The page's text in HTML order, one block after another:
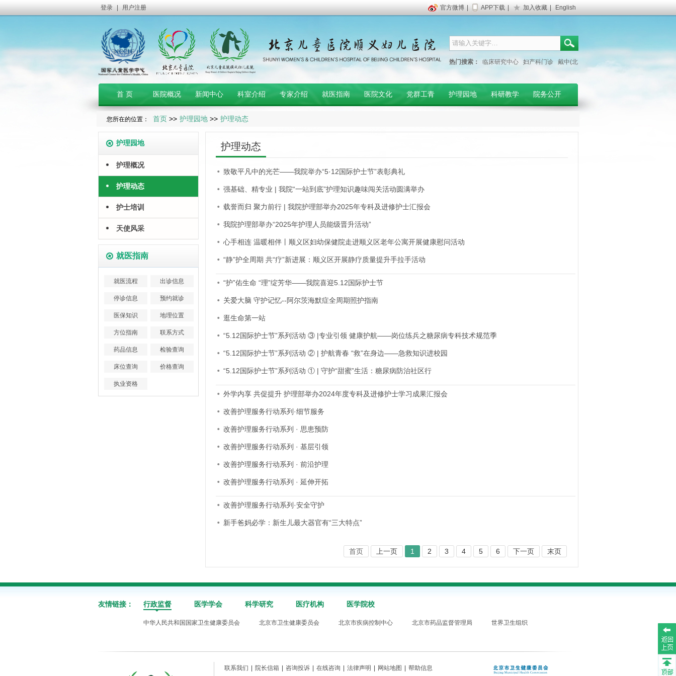
官方微博 APP下载 加入收藏 English
登录 用户注册
热门搜索： 临床研究中心 妇产科门诊
戴中(北
京大学人民医院专家)
首 页 医院概况 新闻中心 科室介绍 专家介绍 就医指南 医院文化 党群工青 护理园地 科研教学 院务公开
您所在的位置： 首页 >> 护理园地 >> 护理动态
护理园地
护理概况
护理动态
护士培训
天使风采
就医指南
就医流程 出诊信息
停诊信息 预约就诊
医保知识 地理位置
方位指南 联系方式
药品信息 检验查询
床位查询 价格查询
执业资格
护理动态
致敬平凡中的光芒——我院举办“5·12国际护士节”表彰典礼
强基础、精专业 | 我院“一站到底”护理知识趣味闯关活动圆满举办
载誉而归 聚力前行 | 我院护理部举办2025年专科及进修护士汇报会
我院护理部举办“2025年护理人员能级晋升活动”
心手相连 温暖相伴丨顺义区妇幼保健院走进顺义区老年公寓开展健康慰问活动
“静”护全周期 共“疗”新进展：顺义区开展静疗质量提升手拉手活动
“护”佑生命 “理”绽芳华——我院喜迎5.12国际护士节
关爱大脑 守护记忆--阿尔茨海默症全周期照护指南
逛生命第一站
“5.12国际护士节”系列活动 ③ |专业引领 健康护航——岗位练兵之糖尿病专科技术规范季
“5.12国际护士节”系列活动 ② | 护航青春 “救”在身边——急救知识进校园
“5.12国际护士节”系列活动 ① | 守护“甜蜜”生活：糖尿病防治社区行
外学内享 共促提升 护理部举办2024年度专科及进修护士学习成果汇报会
改善护理服务行动系列·细节服务
改善护理服务行动系列 · 思患预防
改善护理服务行动系列 · 基层引领
改善护理服务行动系列 · 前沿护理
改善护理服务行动系列 · 延伸开拓
改善护理服务行动系列·安全守护
新手爸妈必学：新生儿最大器官有“三大特点”
首页 上一页 1 2 3 4 5 6 下一页 末页
友情链接： 行政监督 医学学会 科学研究 医疗机构 医学院校
中华人民共和国国家卫生健康委员会 北京市卫生健康委员会 北京市疾病控制中心 北京市药品监督管理局 世界卫生组织
联系我们 院长信箱 咨询投诉 在线咨询 法律声明 网站地图 帮助信息